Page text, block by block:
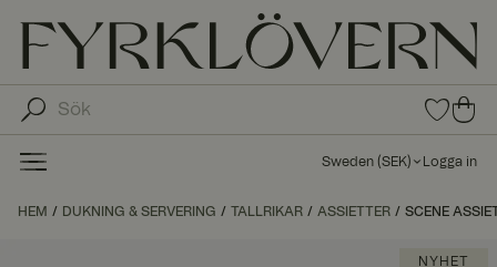
0
arti
i
ista
0
arti
kla
ku
va
Sweden (SEK) Logga in
HEM DUKNING & SERVERING TALLRIKAR ASSIETTER SCENE
NYHET